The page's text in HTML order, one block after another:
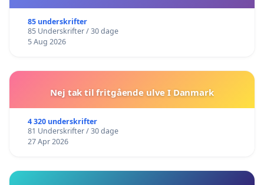
85 underskrifter
85 Underskrifter / 30 dage
5 Aug 2026
Nej tak til fritgående ulve I Danmark
4 320 underskrifter
81 Underskrifter / 30 dage
27 Apr 2026